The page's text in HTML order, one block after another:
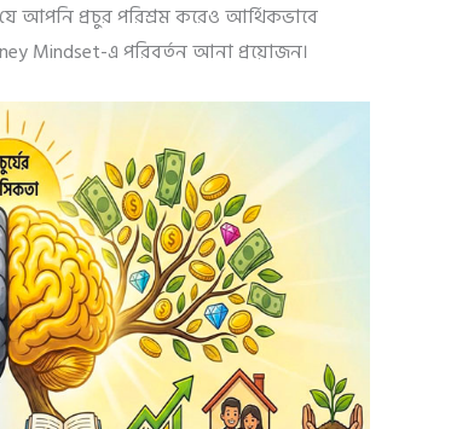
আপনি প্রচুর পরিশ্রম করেও আর্থিকভাবে
Mindset-এ পরিবর্তন আনা প্রয়োজন।